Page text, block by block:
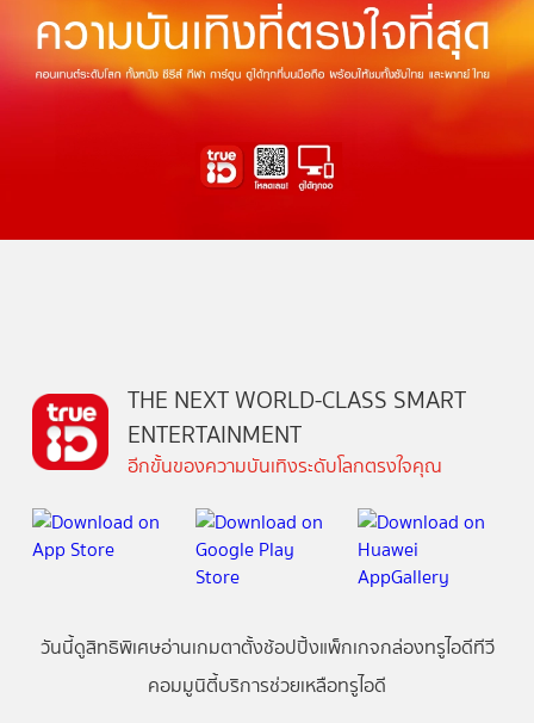
THE NEXT WORLD-CLASS SMART
ENTERTAINMENT
อีกขั้นของความบันเทิงระดับโลกตรงใจคุณ
วันนี้ดูสิทธิพิเศษอ่านเกมตาตั้งช้อปปิ้งแพ็กเกจกล่องทรูไอดีทีวี
คอมมูนิตี้บริการช่วยเหลือทรูไอดี